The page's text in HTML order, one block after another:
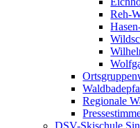
Reh-
Regionale
DSV-Skischule